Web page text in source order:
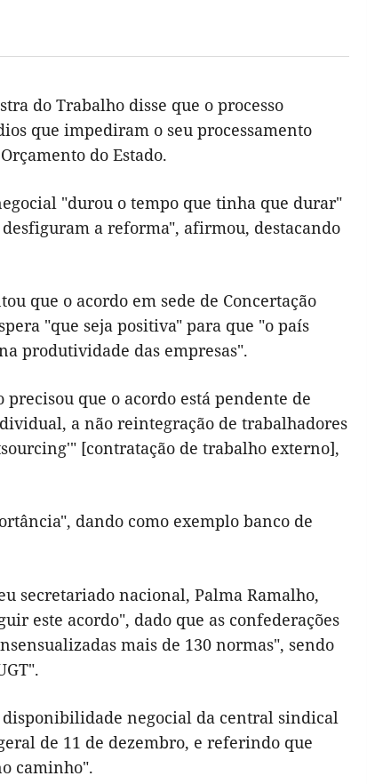
do Trabalho disse que o processo
que impediram o seu processamento
do Estado.
"durou o tempo que tinha que durar"
a reforma", afirmou, destacando
que o acordo em sede de Concertação
"que seja positiva" para que "o país
produtividade das empresas".
que o acordo está pendente de
a não reintegração de trabalhadores
[contratação de trabalho externo],
dando como exemplo banco de
secretariado nacional, Palma Ramalho,
este acordo", dado que as confederações
mais de 130 normas", sendo
disponibilidade negocial da central sindical
de 11 de dezembro, e referindo que
caminho".